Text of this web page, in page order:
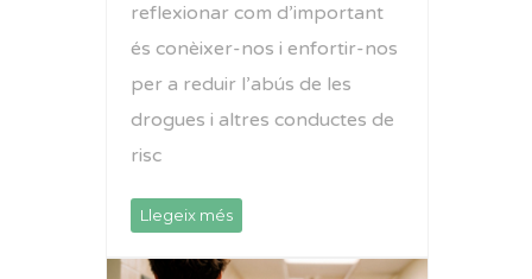
reflexionar com d’important
és conèixer-nos i enfortir-nos
per a reduir l’abús de les
drogues i altres conductes de
risc
Llegeix més